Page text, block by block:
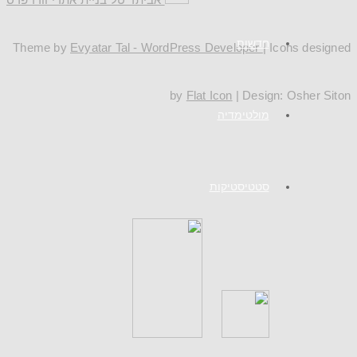
חדשות Theme by Evyatar Tal - WordPress Developer | Icons designed
by Flat Icon | Design: Osher Siton